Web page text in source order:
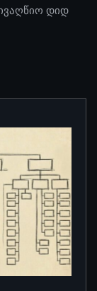
დიდ